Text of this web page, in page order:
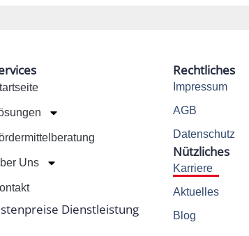
Uns
Dienstleistung
Rechtliches
Impressum
AGB
Datenschutz
Nützliches
Karriere
Aktuelles
Blog